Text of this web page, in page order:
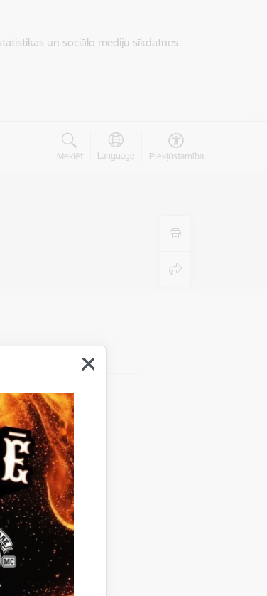
un sociālo mediju sīkdatnes.
Meklēt Language Piekļūstamība
pagasta bibliotēka